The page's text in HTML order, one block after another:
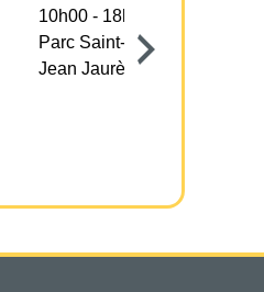
10h00 - 18h30
Parc Saint-Nicolas, avenue
Jean Jaurès